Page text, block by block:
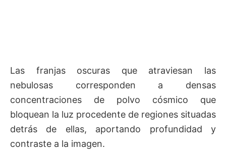
Las franjas oscuras que atraviesan las
nebulosas corresponden a densas
concentraciones de polvo cósmico que
bloquean la luz procedente de regiones situadas
detrás de ellas, aportando profundidad y
contraste a la imagen.